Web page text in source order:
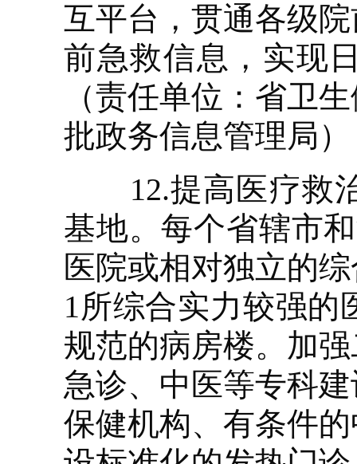
互平台，贯通各级
前急救信息，实现
（责任单位：省卫
批政务信息管理局）
12.提高医疗救治
基地。每个省辖市
医院或相对独立的
1所综合实力较强的
规范的病房楼。加
急诊、中医等专科
保健机构、有条件